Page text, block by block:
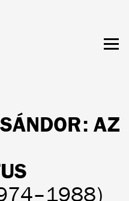
: AZ